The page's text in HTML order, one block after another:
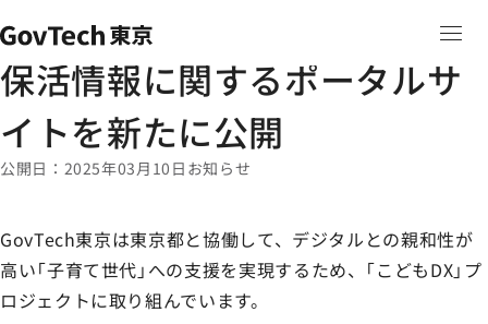
ホーム
保活情報に関するポータルサイトを新たに公開
保活情報に関するポータルサ
イトを新たに公開
公開日 2025年03月10日 お知らせ
GovTech東京は東京都と協働して、デジタルとの親和性が
高い「子育て世代」への支援を実現するため、「こどもDX」プ
ロジェクトに取り組んでいます。